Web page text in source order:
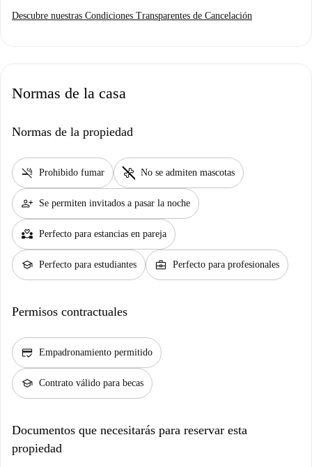
Descubre nuestras Condiciones Transparentes de Cancelación
Normas de la casa
Normas de la propiedad
smoke_free Prohibido fumar pet_supplies No se admiten mascotas
person_add Se permiten invitados a pasar la noche
partner_heart Perfecto para estancias en pareja
school Perfecto para estudiantes business_center Perfecto para profesionales
Permisos contractuales
credit_score Empadronamiento permitido
school Contrato válido para becas
Documentos que necesitarás para reservar esta
propiedad